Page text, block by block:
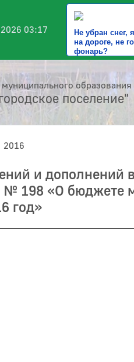
03:17
Не убран снег,
на дороге, не
фонарь?
образования
поселение"
2016
и дополнений
№ 198 «О бюджете
год»